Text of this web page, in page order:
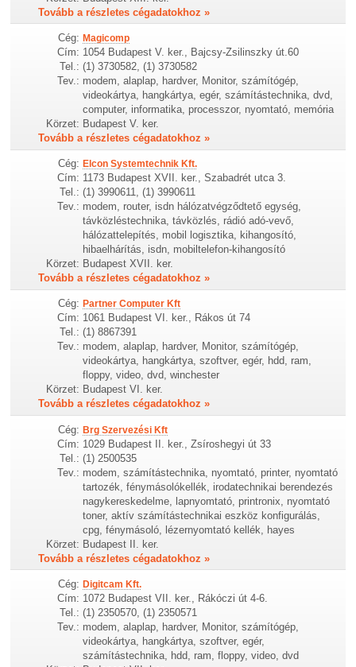
Tovább a részletes cégadatokhoz »
Cég: Magicomp
Cím: 1054 Budapest V. ker., Bajcsy-Zsilinszky út.60
Tel.: (1) 3730582, (1) 3730582
Tev.: modem, alaplap, hardver, Monitor, számítógép,
videokártya, hangkártya, egér, számítástechnika, dvd,
computer, informatika, processzor, nyomtató, memória
Körzet: Budapest V. ker.
Tovább a részletes cégadatokhoz »
Cég: Elcon Systemtechnik Kft.
Cím: 1173 Budapest XVII. ker., Szabadrét utca 3.
Tel.: (1) 3990611, (1) 3990611
Tev.: modem, router, isdn hálózatvégződtető egység,
távközléstechnika, távközlés, rádió adó-vevő,
hálózattelepítés, mobil logisztika, kihangosító,
hibaelhárítás, isdn, mobiltelefon-kihangosító
Körzet: Budapest XVII. ker.
Tovább a részletes cégadatokhoz »
Cég: Partner Computer Kft
Cím: 1061 Budapest VI. ker., Rákos út 74
Tel.: (1) 8867391
Tev.: modem, alaplap, hardver, Monitor, számítógép,
videokártya, hangkártya, szoftver, egér, hdd, ram,
floppy, video, dvd, winchester
Körzet: Budapest VI. ker.
Tovább a részletes cégadatokhoz »
Cég: Brg Szervezési Kft
Cím: 1029 Budapest II. ker., Zsíroshegyi út 33
Tel.: (1) 2500535
Tev.: modem, számítástechnika, nyomtató, printer, nyomtató
tartozék, fénymásolókellék, irodatechnikai berendezés
nagykereskedelme, lapnyomtató, printronix, nyomtató
toner, aktív számítástechnikai eszköz konfigurálás,
cpg, fénymásoló, lézernyomtató kellék, hayes
Körzet: Budapest II. ker.
Tovább a részletes cégadatokhoz »
Cég: Digitcam Kft.
Cím: 1072 Budapest VII. ker., Rákóczi út 4-6.
Tel.: (1) 2350570, (1) 2350571
Tev.: modem, alaplap, hardver, Monitor, számítógép,
videokártya, hangkártya, szoftver, egér,
számítástechnika, hdd, ram, floppy, video, dvd